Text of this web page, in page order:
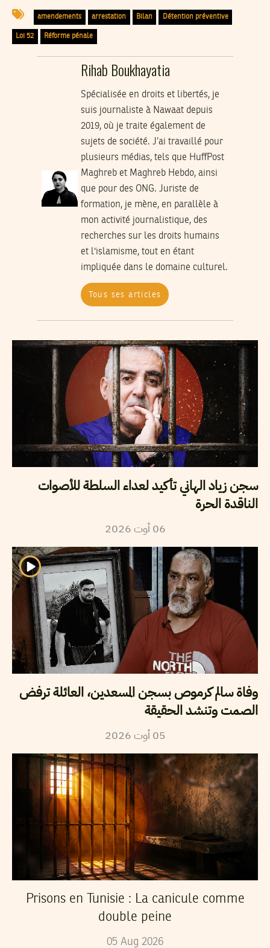
amendements arrestation Bilan Détention préventive
Loi 52 Réforme pénale
Rihab Boukhayatia
Spécialisée en droits et libertés, je
suis journaliste à Nawaat depuis
2019, où je traite également de
sujets de société. J’ai travaillé pour
plusieurs médias, tels que HuffPost
Maghreb et Maghreb Hebdo, ainsi
que pour des ONG. Juriste de
formation, je mène, en parallèle à
mon activité journalistique, des
recherches sur les droits humains
et l'islamisme, tout en étant
impliquée dans le domaine culturel.
Tous ses articles
سجن زياد الهاني تأكيد لعداء السلطة للأصوات
الناقدة الحرة
06 أوت2026
وفاة سالم كرموص بسجن المسعدين، العائلة ترفض
الصمت وتنشد الحقيقة
05 أوت2026
Prisons en Tunisie : La canicule comme
double peine
05 Aug 2026